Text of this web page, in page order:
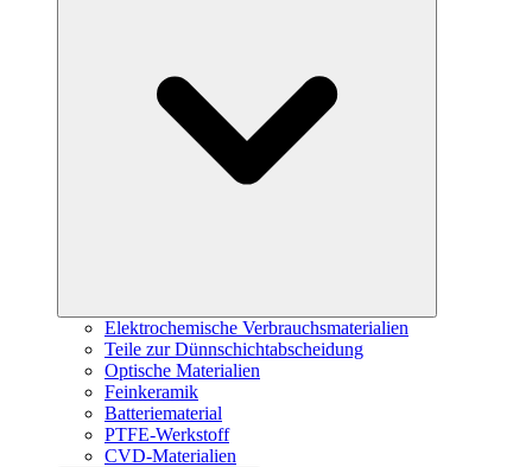
Elektrochemische Verbrauchsmaterialien
Teile zur Dünnschichtabscheidung
Optische Materialien
Feinkeramik
Batteriematerial
PTFE-Werkstoff
CVD-Materialien